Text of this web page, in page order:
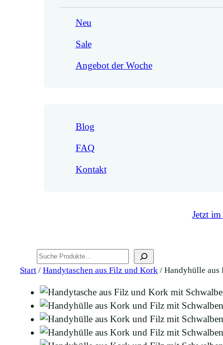
Neu
Sale
Angebot der Woche
Blog
FAQ
Kontakt
Jetzt
Start / Handytaschen aus Filz und Kork / Handyhülle aus